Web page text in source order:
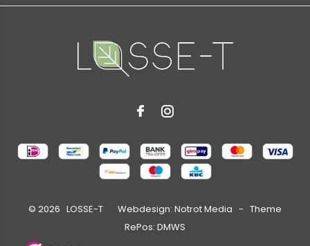
© 2026 LOSSE-T Webdesign: Notrot Media - Theme
RePos: DMWS